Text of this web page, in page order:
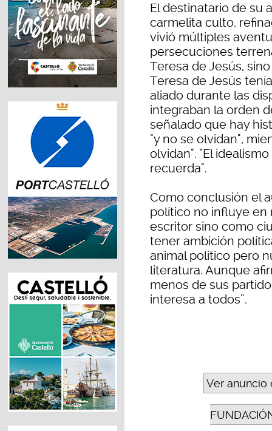
El destinatario de su
carmelita culto,
vivió múltiples
persecuciones
Teresa de Jesús,
Teresa de Jesús
aliado durante las
integraban la orden
señalado que hay
"y no se olvidan",
olvidan". "El
recuerda".
Como conclusión el
político no influye en
escritor sino como
tener ambición
animal político pero
literatura. Aunque
menos de sus
interesa a todos”.
Ver anuncio